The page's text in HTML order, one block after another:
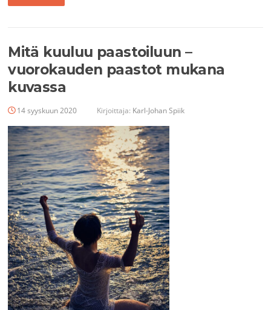
Mitä kuuluu paastoiluun –
vuorokauden paastot mukana
kuvassa
14 syyskuun 2020 Kirjoittaja: Karl-Johan Spiik